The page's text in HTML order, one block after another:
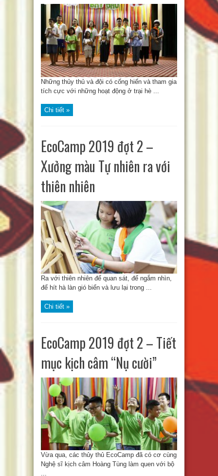
Những thủy thủ và đội có cống hiến và tham gia
tích cực với những hoạt động ở trại hè ...
Chi tiết »
EcoCamp 2019 đợt 2 –
Xưởng màu Tự nhiên ra với
thiên nhiên
Ra với thiên nhiên để quan sát, để ngắm nhìn,
để hít hà làn gió biển và lưu lại trong ...
Chi tiết »
EcoCamp 2019 đợt 2 – Tiết
mục kịch câm “Nụ cười”
Vừa qua, các thủy thủ EcoCamp đã có cơ cùng
Nghệ sĩ kịch câm Hoàng Tùng làm quen với bộ
...